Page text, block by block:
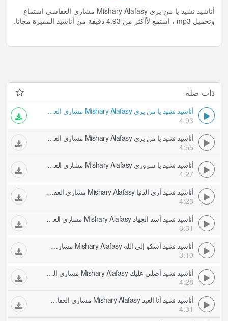
أناشيد نشيد يا من يرى Mishary Alafasy مشاري العفاسي استماع
وتحميل mp3 ، استمع لأأكثر من 4.93 دقيقة من أناشيد المميزة مجانا.
ذات صلة
أناشيد نشيد يا من يرى Mishary Alafasy مشاري العفاسي
4.93
أناشيد نشيد يا من يرى Mishary Alafasy مشاري العفاسي
4:55
أناشيد نشيد يا سروري Mishary Alafasy مشاري العفاسي
4:27
أناشيد نشيد أرى الدنيا Mishary Alafasy مشاري العفاسي
4:28
أناشيد نشيد أشد الجهاد Mishary Alafasy مشاري العفاسي
3:31
أناشيد نشيد أشكو إلى الله Mishary Alafasy مشاري العفاسي
3:10
أناشيد نشيد أصلي عليك Mishary Alafasy مشاري العفاسي
4:28
أناشيد نشيد أنا العبد Mishary Alafasy مشاري العفاسي
4:31